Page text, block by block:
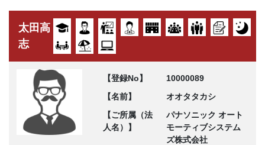
太田高
志
【登録No】
10000089
【名前】
オオタタカシ
【ご所属（法
人名）】
パナソニック オート
モーティブシステム
ズ株式会社